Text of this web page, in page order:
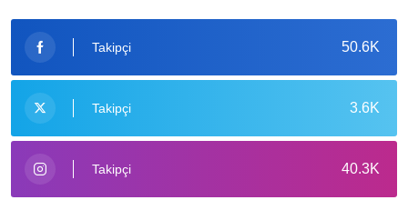
50.6K
Takipçi
3.6K
Takipçi
40.3K
Takipçi